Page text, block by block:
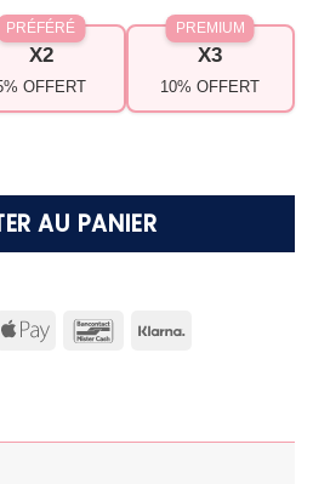
X2
OFFERT
PRÉFÉRÉ
X3
10% OFFERT
PREMIUM
plafond silencieux
AU PANIER
Apple
Bancontact
Klarna